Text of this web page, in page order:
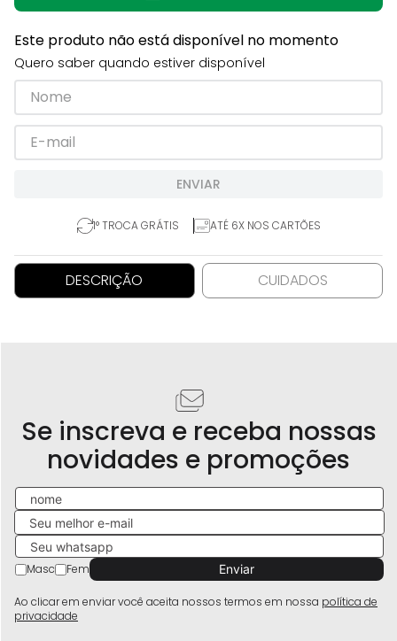
Este produto não está disponível no momento
Quero saber quando estiver disponível
ENVIAR
1° TROCA GRÁTIS ATÉ 6X NOS CARTÕES
DESCRIÇÃO CUIDADOS
Se inscreva e receba nossas
novidades e promoções
Masc Fem
Ao clicar em enviar você aceita nossos termos em nossa política de
privacidade